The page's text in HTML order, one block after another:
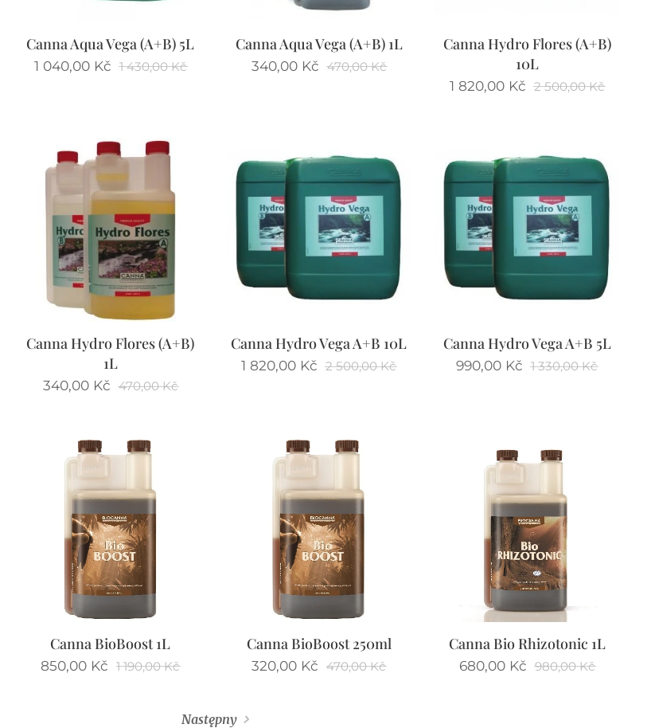
Canna Aqua Vega (A+B) 5L
1 040,00Kč 1 430,00Kč
Canna Aqua Vega (A+B) 1L
340,00Kč 470,00Kč
Canna Hydro Flores (A+B)
10L
1 820,00Kč 2 500,00Kč
Canna Hydro Flores (A+B)
1L
340,00Kč 470,00Kč
Canna Hydro Vega A+B 10L
1 820,00 Kč 2 500,00Kč
Canna Hydro Vega A+B 5L
990,00 Kč 1 330,00Kč
Canna BioBoost 1L
850,00 Kč 1 190,00Kč
Canna BioBoost 250ml
320,00 Kč 470,00Kč
Canna Bio Rhizotonic 1L
680,00Kč 980,00Kč
Następny